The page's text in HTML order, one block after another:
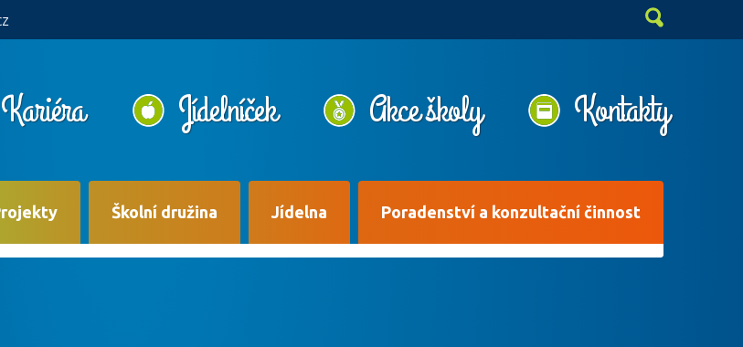
Kariéra Jídelníček Akce školy Kontakty
Školní družina Jídelna Poradenství a konzultační činnost